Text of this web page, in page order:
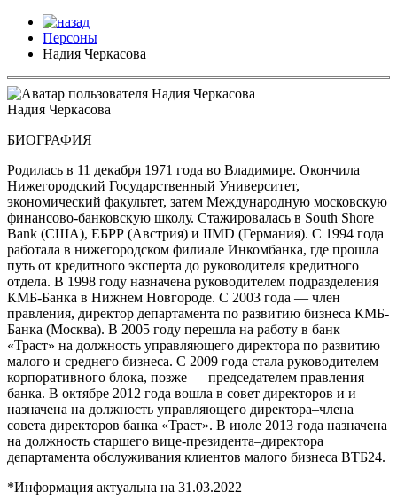
Персоны
Надия Черкасова
Надия Черкасова
БИОГРАФИЯ
Родилась в 11 декабря 1971 года во Владимире. Окончила
Нижегородский Государственный Университет,
экономический факультет, затем Международную московскую
финансово-банковскую школу. Стажировалась в South Shore
Bank (США), ЕБРР (Австрия) и IIMD (Германия). С 1994 года
работала в нижегородском филиале Инкомбанка, где прошла
путь от кредитного эксперта до руководителя кредитного
отдела. В 1998 году назначена руководителем подразделения
КМБ-Банка в Нижнем Новгороде. С 2003 года — член
правления, директор департамента по развитию бизнеса КМБ-
Банка (Москва). В 2005 году перешла на работу в банк
«Траст» на должность управляющего директора по развитию
малого и среднего бизнеса. С 2009 года стала руководителем
корпоративного блока, позже — председателем правления
банка. В октябре 2012 года вошла в совет директоров и и
назначена на должность управляющего директора–члена
совета директоров банка «Траст». В июле 2013 года назначена
на должность старшего вице-президента–директора
департамента обслуживания клиентов малого бизнеса ВТБ24.
*Информация актуальна на 31.03.2022